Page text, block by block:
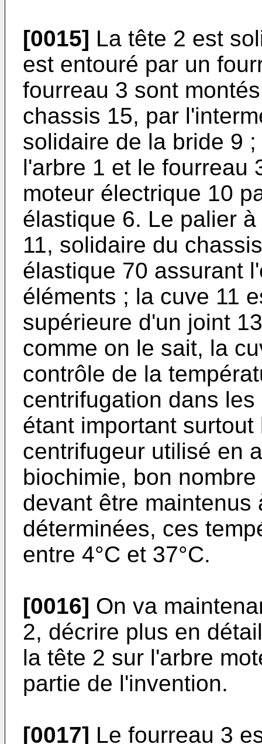
[0015] La tête 2 est
est entouré par un
fourreau 3 sont
chassis 15, par
solidaire de la bride 9
l'arbre 1 et le fourreau
moteur électrique 10
élastique 6. Le palier
11, solidaire du
élastique 70 assurant
éléments ; la cuve 11
supérieure d'un joint
comme on le sait, la
contrôle de la
centrifugation dans
étant important
centrifugeur utilisé en
biochimie, bon
devant être maintenus
déterminées, ces
entre 4°C et 37°C.
[0016] On va
2, décrire plus en
la tête 2 sur l'arbre
partie de l'invention.
[0017] Le fourreau 3